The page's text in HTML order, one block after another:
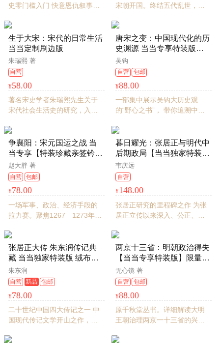
史零门槛入门 快意恩仇叙事
一致、内核统一、南北视角 六
大收藏价值 绒面手感 印签钤印
弃长安张明扬再现中国史至暗
时刻 赵匡胤郭荣李煜钱弘俶
宋朝开国。终结五代乱世，再
历史的基本底色。细读五代十
国末期至宋初的历史。布面刷
边，环衬彩印，附藏书票，定
制飞机盒、珍珠棉包装。
生于大宋：宋代的日常生活
当当定制刷边版
朱瑞熙 著
自营
¥58.00
著名宋史学者朱瑞熙先生关于
宋代社会生活史的研究，入
读书目”。新增考古、绘画插图
四十余幅，精装纸面双封，内
文四色印刷，书口喷涂经典宋
代纹样，随书附赠精美宋画拉
页、限量藏书票
唐宋之变：中国现代化的历
史渊源 当当专享特装版
【亲签钤印+布面精装+三口
喷绘+藏书票6张+飞机盒泡
沫棉发货】
吴钩
自营 包邮
¥88.00
一部集中展示吴钩大历史观
的“野心之书”， 带你追溯中国
国如何完成一场走向近代的文
明跃迁
争襄阳：宋元国运之战 当
当专享【特装珍藏亲签钤印
本】 无用之用 006
赵大胖 著
自营 包邮
¥78.00
一场军事、政治、经济手段的
拉力赛。聚焦1267—1273年，
得到App罗振宇、脱不花、快刀
青衣，铁三运动员巴斯、跑者
沈乌贼联合推荐。布面精装，
三面书口喷绘，定制飞机盒、
珍珠棉
暮日耀光：张居正与明代中
后期政局【当当独家特装
版】 布面精装+烫黑+烫白
+天头地脚翻口彩绘刷边+专
属飞机盒+加厚珍珠棉
韦庆远
自营
¥148.00
张居正研究的里程碑之作 为张
居正立传以来深入、公正、
明清史学界元老、著名学者韦
庆远先生代表作
张居正大传 朱东润传记典
藏 当当独家特装版 绒布精
装 三面专属刷边 飞机盒+珍
珠棉发货 赠《嘉靖二十六
牌、藏书票
朱东润
自营 新品 包邮
¥78.00
二十世纪中国四大传记之一 中
国现代传记文学开山之作，传
书写尽大明第一首辅欲为王朝
两京十三省：明朝政治得失
【当当专享特装版】限量亲
签钤印+布面精装+三面书口
刷边+前后环衬印刷+专属藏
无心镜 著
自营 包邮
¥88.00
原千秋堂丛书。详细解读大明
王朝治理两京一十三省的兴衰
相，透视帝国的沉疴与困境，